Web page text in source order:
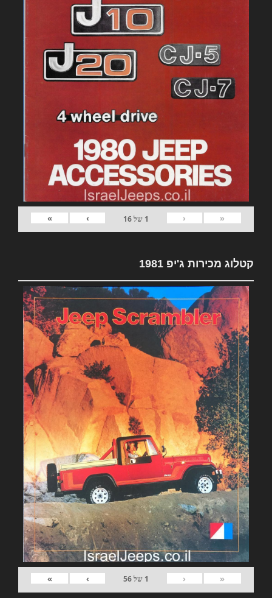
«
‹
1 של16
›
»
קטלוג מכירות ג'יפ 1981
«
‹
1 של56
›
»